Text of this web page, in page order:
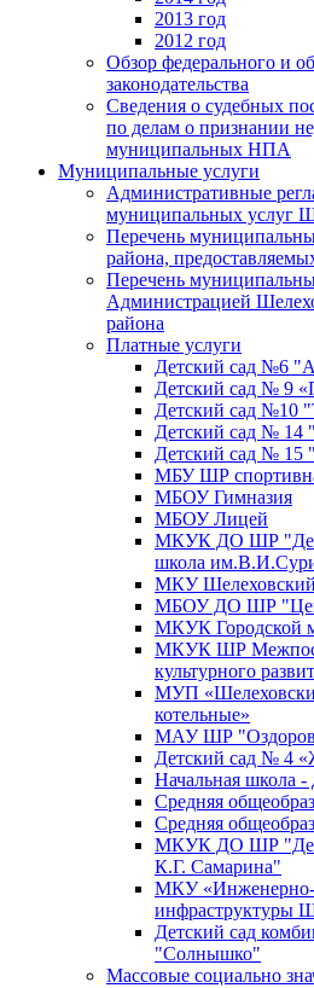
2013 год
2012 год
Обзор федерального и
законодательства
Сведения о судебных
по делам о признании
муниципальных НПА
Муниципальные услуги
Административные
муниципальных услуг
Перечень
района,
Перечень
Администрацией
района
Платные услуги
Детский сад №6
Детский сад № 9
Детский сад №10
Детский сад № 14
Детский сад № 15
МБУ ШР
МБОУ Гимназия
МБОУ Лицей
МКУК ДО ШР
школа
МКУ Шелеховский
МБОУ ДО ШР
МКУК Городской
МКУК ШР
культурного
МУП
котельные»
МАУ ШР
Детский сад № 4
Начальная школа
Средняя
Средняя
МКУК ДО ШР
К.Г. Самарина"
МКУ «Инженерно-
инфраструктуры
Детский сад
"Солнышко"
Массовые социально